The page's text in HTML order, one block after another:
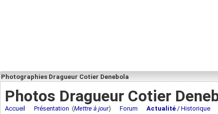
Photographies Dragueur Cotier Denebola
Photos Dragueur Cotier
Accueil Présentation (Mettre à jour) Forum Actualité / Historique